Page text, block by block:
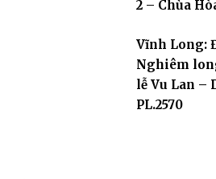
2 – Chùa
Vĩnh Long:
Nghiêm
lễ Vu Lan –
PL.2570